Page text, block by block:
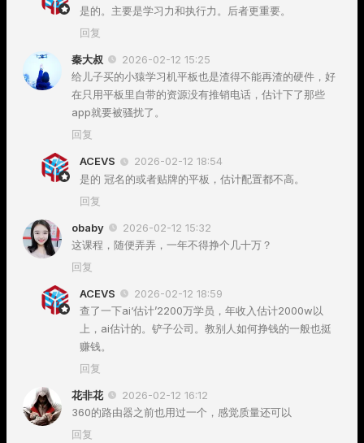
是的。主要是学习力和执行力。后者更重要。
回复
秦大叔
2026-02-12 15:25
给儿子买的小猿学习机平板也是渣得不能再渣的硬件，好
在只用平板里自带的资源没有推销电话，估计下了那些
app就要被骚扰了。
回复
ACEVS
2026-02-12 18:54
是的 冠名的或者贴牌的平板，估计配置都不高。
回复
obaby
2026-02-12 15:32
这课程，随便弄弄，一年不得挣个几十万？
回复
ACEVS
2026-02-12 18:59
查了一下ai‘估计’2200万学员，年收入估计2000w以
上，ai估计的。铲子公司。教别人如何挣钱的一般也挺
赚钱。
回复
花非花
2026-02-12 16:12
360的路由器之前也用过一个，感觉质量还可以
回复